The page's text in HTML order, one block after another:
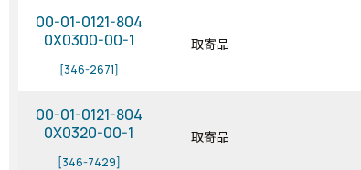
00-01-0121-804
0X0300-00-1
[346-2671]
取寄品
00-01-0121-804
0X0320-00-1
[346-7429]
取寄品